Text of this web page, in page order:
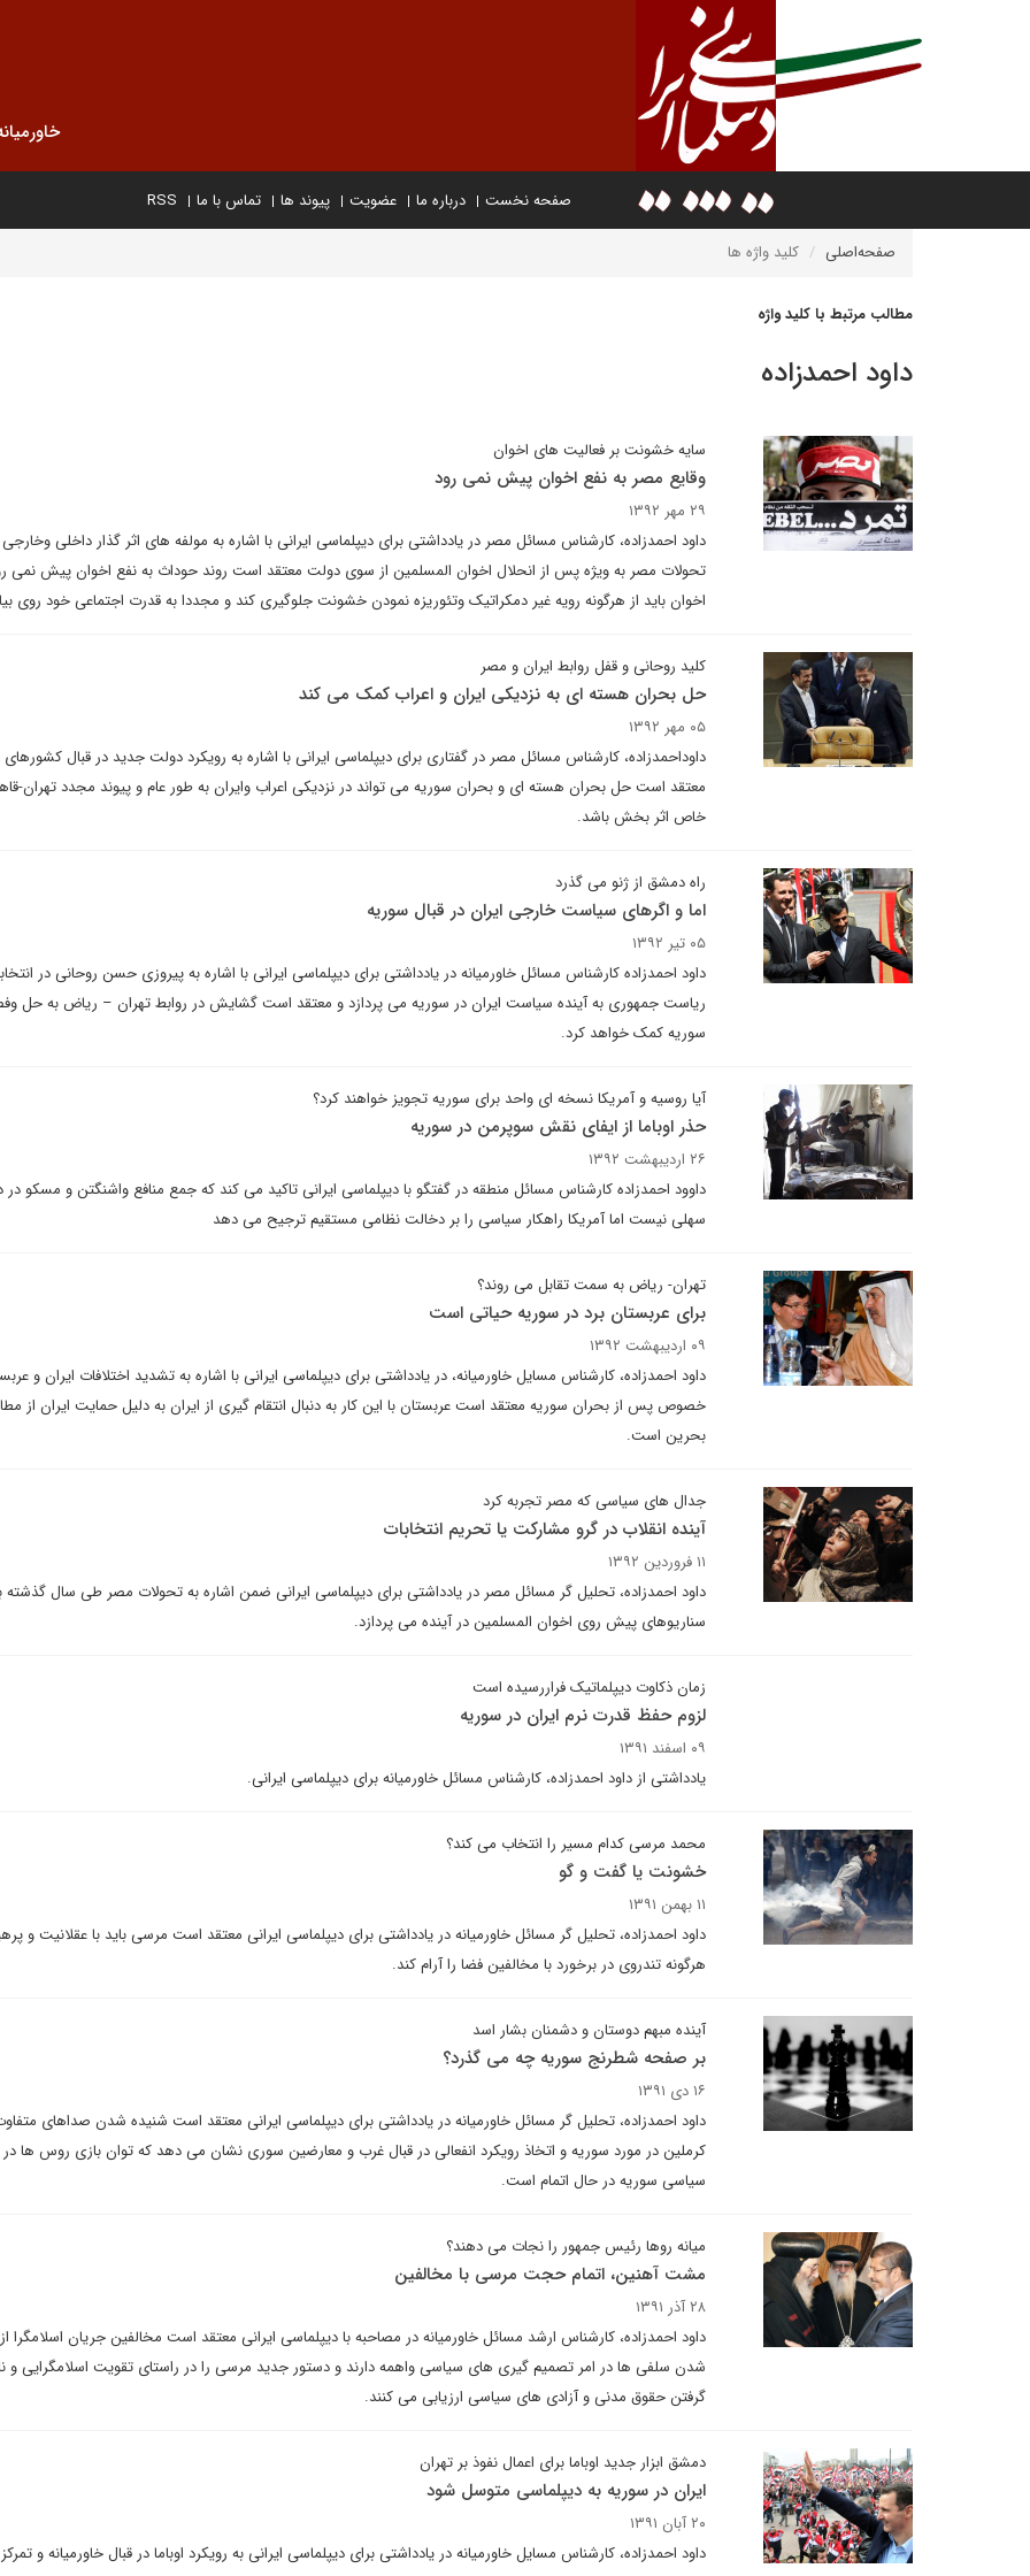
صفحه نخست درباره ما عضویت پیوند ها تماس با ما RSS
صفحه‌اصلی کلید واژه ها
مطالب مرتبط با کلید واژه
داود احمدزاده
سایه خشونت بر فعالیت های اخوان
وقایع مصر به نفع اخوان پیش نمی رود
۲۹ مهر ۱۳۹۲
داود احمدزاده، کارشناس مسائل مصر در یادداشتی برای دیپلماسی ایرانی با اشاره به مولفه های اثر گذار داخلی وخارجی
تحولات مصر به ویژه پس از انحلال اخوان المسلمین از سوی دولت معتقد است روند حوداث به نفع اخوان پیش نمی
اخوان باید از هرگونه رویه غیر دمکراتیک وتئوریزه نمودن خشونت جلوگیری کند و مجددا به قدرت اجتماعی خود روی
کلید روحانی و قفل روابط ایران و مصر
حل بحران هسته ای به نزدیکی ایران و اعراب کمک می کند
۰۵ مهر ۱۳۹۲
داوداحمدزاده، کارشناس مسائل مصر در گفتاری برای دیپلماسی ایرانی با اشاره به رویکرد دولت جدید در قبال
معتقد است حل بحران هسته ای و بحران سوریه می تواند در نزدیکی اعراب وایران به طور عام و پیوند مجدد تهران-
خاص اثر بخش باشد.
راه دمشق از ژنو می گذرد
اما و اگرهای سیاست خارجی ایران در قبال سوریه
۰۵ تیر ۱۳۹۲
داود احمدزاده کارشناس مسائل خاورمیانه در یادداشتی برای دیپلماسی ایرانی با اشاره به پیروزی حسن روحانی در
ریاست جمهوری به آینده سیاست ایران در سوریه می پردازد و معتقد است گشایش در روابط تهران – ریاض به حل
سوریه کمک خواهد کرد.
آیا روسیه و آمریکا نسخه ای واحد برای سوریه تجویز خواهند کرد؟
حذر اوباما از ایفای نقش سوپرمن در سوریه
۲۶ اردیبهشت ۱۳۹۲
داوود احمدزاده کارشناس مسائل منطقه در گفتگو با دیپلماسی ایرانی تاکید می کند که جمع منافع واشنگتن و مسکو
سهلی نیست اما آمریکا راهکار سیاسی را بر دخالت نظامی مستقیم ترجیح می دهد
تهران- ریاض به سمت تقابل می روند؟
برای عربستان برد در سوریه حیاتی است
۰۹ اردیبهشت ۱۳۹۲
داود احمدزاده، کارشناس مسایل خاورمیانه، در یادداشتی برای دیپلماسی ایرانی با اشاره به تشدید اختلافات ایران و
خصوص پس از بحران سوریه معتقد است عربستان با این کار به دنبال انتقام گیری از ایران به دلیل حمایت ایران از
بحرین است.
جدال های سیاسی که مصر تجربه کرد
آینده انقلاب در گرو مشارکت یا تحریم انتخابات
۱۱ فروردین ۱۳۹۲
داود احمدزاده، تحلیل گر مسائل مصر در یادداشتی برای دیپلماسی ایرانی ضمن اشاره به تحولات مصر طی سال گذشته
سناریوهای پیش روی اخوان المسلمین در آینده می پردازد.
زمان ذکاوت دیپلماتیک فراررسیده است
لزوم حفظ قدرت نرم ایران در سوریه
۰۹ اسفند ۱۳۹۱
یادداشتی از داود احمدزاده، کارشناس مسائل خاورمیانه برای دیپلماسی ایرانی.
محمد مرسی کدام مسیر را انتخاب می کند؟
خشونت یا گفت و گو
۱۱ بهمن ۱۳۹۱
داود احمدزاده، تحلیل گر مسائل خاورمیانه در یادداشتی برای دیپلماسی ایرانی معتقد است مرسی باید با عقلانیت و
هرگونه تندروی در برخورد با مخالفین فضا را آرام کند.
آینده مبهم دوستان و دشمنان بشار اسد
بر صفحه شطرنج سوریه چه می گذرد؟
۱۶ دی ۱۳۹۱
داود احمدزاده، تحلیل گر مسائل خاورمیانه در یادداشتی برای دیپلماسی ایرانی معتقد است شنیده شدن صداهای
کرملین در مورد سوریه و اتخاذ رویکرد انفعالی در قبال غرب و معارضین سوری نشان می دهد که توان بازی روس ها
سیاسی سوریه در حال اتمام است.
میانه روها رئیس جمهور را نجات می دهند؟
مشت آهنین، اتمام حجت مرسی با مخالفین
۲۸ آذر ۱۳۹۱
داود احمدزاده، کارشناس ارشد مسائل خاورمیانه در مصاحبه با دیپلماسی ایرانی معتقد است مخالفین جریان اسلامگرا
شدن سلفی ها در امر تصمیم گیری های سیاسی واهمه دارند و دستور جدید مرسی را در راستای تقویت اسلامگرایی و
گرفتن حقوق مدنی و آزادی های سیاسی ارزیابی می کنند.
دمشق ابزار جدید اوباما برای اعمال نفوذ بر تهران
ایران در سوریه به دیپلماسی متوسل شود
۲۰ آبان ۱۳۹۱
داود احمدزاده، کارشناس مسایل خاورمیانه در یادداشتی برای دیپلماسی ایرانی به رویکرد اوباما در قبال خاورمیانه و